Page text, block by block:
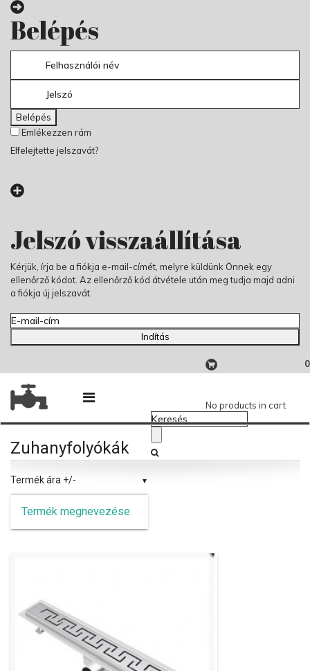
Belépés
Belépés
Emlékezzen rám
Elfelejtette jelszavát?
Jelszó visszaállítása
Kérjük, írja be a fiókja e-mail-címét, melyre küldünk Önnek egy
ellenőrző kódot. Az ellenőrző kód átvétele után meg tudja majd adni
a fiókja új jelszavát.
Indítás
0
No products in cart
Zuhanyfolyókák
Termék ára +/-
Termék megnevezése